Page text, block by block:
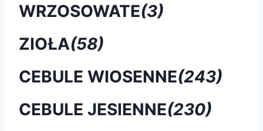
WRZOSOWATE(3)
ZIOŁA(58)
CEBULE WIOSENNE(243)
CEBULE JESIENNE(230)